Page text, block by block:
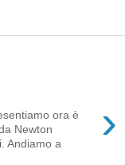
›
ora è
Newton
Andiamo a